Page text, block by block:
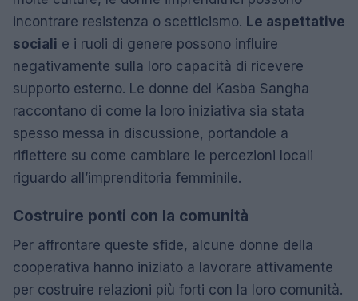
incontrare resistenza o scetticismo. Le aspettative
sociali e i ruoli di genere possono influire
negativamente sulla loro capacità di ricevere
supporto esterno. Le donne del Kasba Sangha
raccontano di come la loro iniziativa sia stata
spesso messa in discussione, portandole a
riflettere su come cambiare le percezioni locali
riguardo all’imprenditoria femminile.
Costruire ponti con la comunità
Per affrontare queste sfide, alcune donne della
cooperativa hanno iniziato a lavorare attivamente
per costruire relazioni più forti con la loro comunità.